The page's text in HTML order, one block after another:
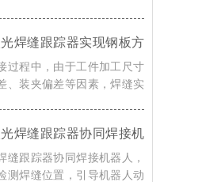
实时视觉检测与智能轨迹修
酒桶焊接智能化升级。
焊缝跟踪器实现钢板方
接自动化的解决方案
过程中，由于工件加工尺寸
、装夹偏差等因素，焊缝实
率。对此，创想智控激光焊
各类焊接机器人实现更加高
化焊接。
焊缝跟踪器协同焊接机
箱焊接实时跟踪与智能
缝跟踪器协同焊接机器人，
测焊缝位置，引导机器人动